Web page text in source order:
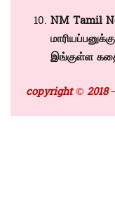
NM Tamil
இங்குள்ள
copyright ©